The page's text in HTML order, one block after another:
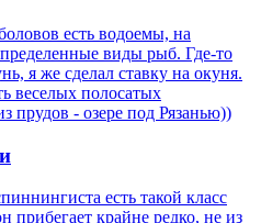
есть водоемы, на
виды рыб. Где-то
я же сделал ставку на окуня.
веселых полосатых
прудов - озере под Рязанью))
есть такой класс
прибегает крайне редко, не из